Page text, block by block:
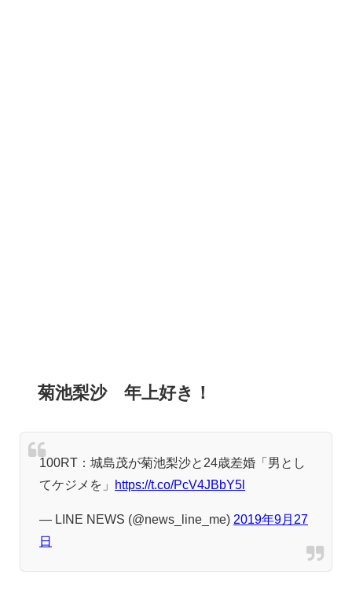
菊池梨沙 年上好き！
100RT：城島茂が菊池梨沙と24歳差婚「男とし
てケジメを」 https://t.co/PcV4JBbY5l
— LINE NEWS (@news_line_me) 2019年9月27
日